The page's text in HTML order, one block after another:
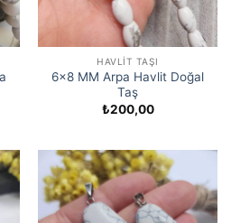
HAVLIT TAŞI
6×8 MM Arpa Havlit Doğal
Taş
₺200,00